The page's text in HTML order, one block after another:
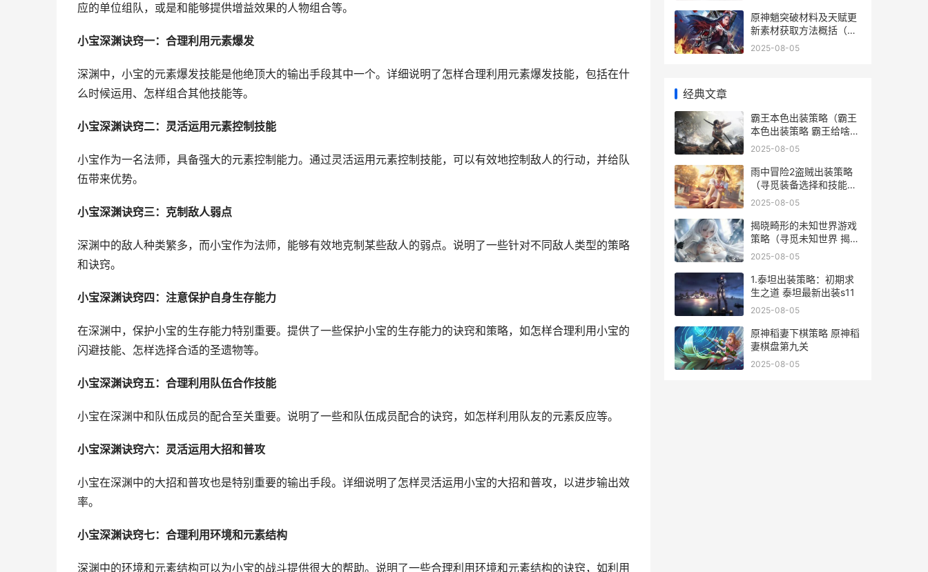
应的单位组队，或是和能够提供增益效果的人物组合等。
小宝深渊诀窍一：合理利用元素爆发
深渊中，小宝的元素爆发技能是他绝顶大的输出手段其中一个。详细说明了怎样合理利用元素爆发技能，包括在什
么时候运用、怎样组合其他技能等。
小宝深渊诀窍二：灵活运用元素控制技能
小宝作为一名法师，具备强大的元素控制能力。通过灵活运用元素控制技能，可以有效地控制敌人的行动，并给队
伍带来优势。
小宝深渊诀窍三：克制敌人弱点
深渊中的敌人种类繁多，而小宝作为法师，能够有效地克制某些敌人的弱点。说明了一些针对不同敌人类型的策略
和诀窍。
小宝深渊诀窍四：注意保护自身生存能力
在深渊中，保护小宝的生存能力特别重要。提供了一些保护小宝的生存能力的诀窍和策略，如怎样合理利用小宝的
闪避技能、怎样选择合适的圣遗物等。
小宝深渊诀窍五：合理利用队伍合作技能
小宝在深渊中和队伍成员的配合至关重要。说明了一些和队伍成员配合的诀窍，如怎样利用队友的元素反应等。
小宝深渊诀窍六：灵活运用大招和普攻
小宝在深渊中的大招和普攻也是特别重要的输出手段。详细说明了怎样灵活运用小宝的大招和普攻，以进步输出效
率。
小宝深渊诀窍七：合理利用环境和元素结构
深渊中的环境和元素结构可以为小宝的战斗提供很大的帮助。说明了一些合理利用环境和元素结构的诀窍，如利用
原神魈突破材料及天赋更
新素材获取方法概括（从
哪里获取各种突破材料和
2025-08-05
经典文章
霸王本色出装策略（霸王
本色出装策略 霸王给啥装
备
2025-08-05
雨中冒险2盗贼出装策略
（寻觅装备选择和技能组
合 雨中冒险2隐藏角色盗
2025-08-05
揭晓畸形的未知世界游戏
策略（寻觅未知世界 揭晓
畸形的未知是什么
2025-08-05
1.泰坦出装策略：初期求
生之道 泰坦最新出装s11
2025-08-05
原神稻妻下棋策略 原神稻
妻棋盘第九关
2025-08-05